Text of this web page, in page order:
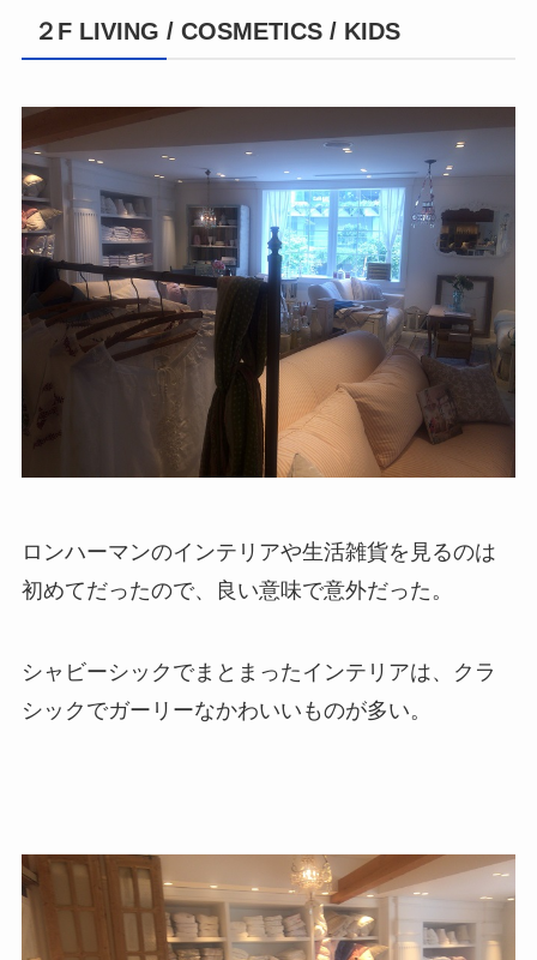
２F LIVING / COSMETICS / KIDS
ロンハーマンのインテリアや生活雑貨を見るのは
初めてだったので、良い意味で意外だった。
シャビーシックでまとまったインテリアは、クラ
シックでガーリーなかわいいものが多い。